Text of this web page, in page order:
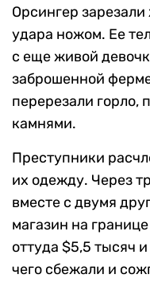
Орсингер
удара ножом. Ее
с еще живой
заброшенной
перерезали горло,
камнями.
Преступники
их одежду. Через
вместе с двумя
магазин на
оттуда $5,5 тысяч
чего сбежали и